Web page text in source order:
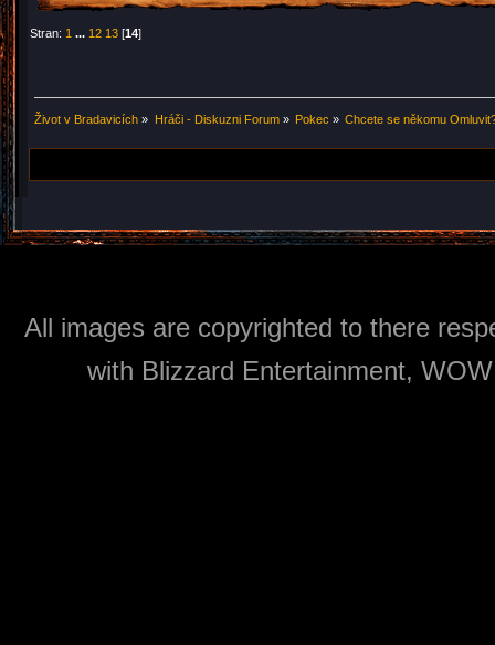
Stran: 1 ... 12 13 [14]
Život v Bradavicích » Hráči - Diskuzni Forum» Pokec » Chcete se někomu
All images are copyrighted to there
with Blizzard Entertainment,